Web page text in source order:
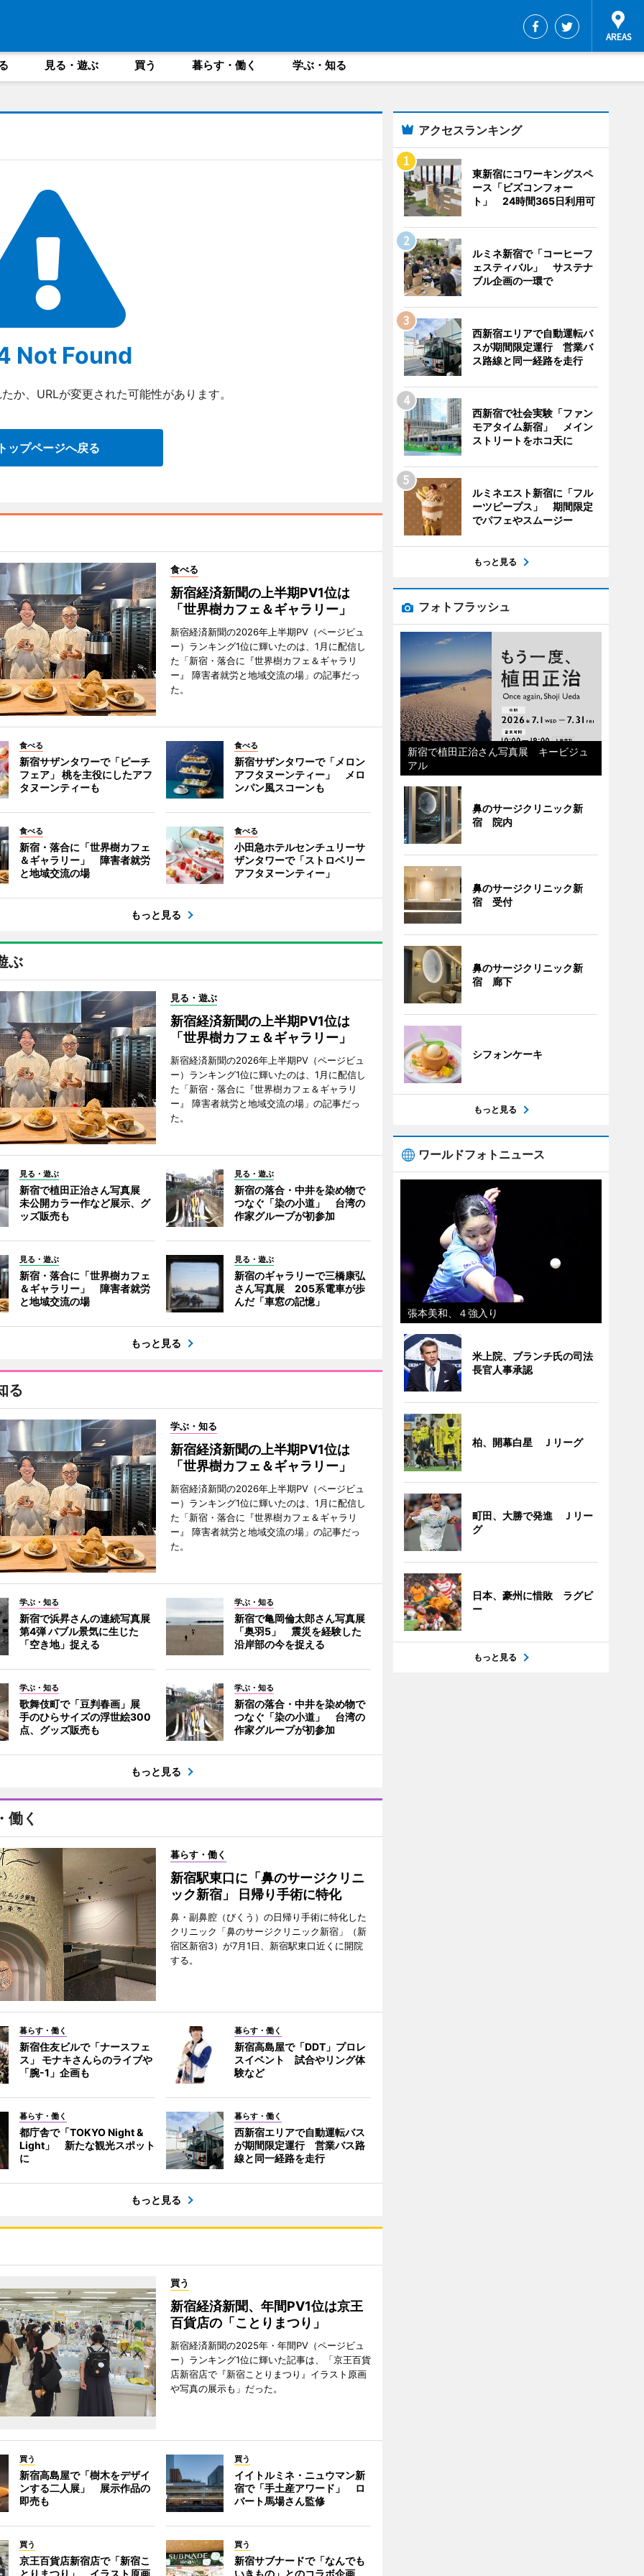
見る・遊ぶ 買う 暮らす・働く 学ぶ・知る
Not Found
か、URLが変更された可能性があります。
ップページへ戻る
食べる
新宿経済新聞の上半期PV1位は
「世界樹カフェ＆ギャラリー」
新宿経済新聞の2026年上半期PV（ページビュ
ー）ランキング1位に輝いたのは、1月に配信し
た「新宿・落合に『世界樹カフェ＆ギャラリ
ー』 障害者就労と地域交流の場」の記事だっ
た。
食べる
新宿サザンタワーで「ピーチ
フェア」 桃を主役にしたアフ
タヌーンティーも
食べる
新宿サザンタワーで「メロン
アフタヌーンティー」 メロ
ンパン風スコーンも
食べる
新宿・落合に「世界樹カフェ
＆ギャラリー」 障害者就労
と地域交流の場
食べる
小田急ホテルセンチュリーサ
ザンタワーで「ストロベリー
アフタヌーンティー」
もっと見る
ぶ
見る・遊ぶ
新宿経済新聞の上半期PV1位は
「世界樹カフェ＆ギャラリー」
新宿経済新聞の2026年上半期PV（ページビュ
ー）ランキング1位に輝いたのは、1月に配信し
た「新宿・落合に『世界樹カフェ＆ギャラリ
ー』 障害者就労と地域交流の場」の記事だっ
た。
見る・遊ぶ
新宿で植田正治さん写真展
未公開カラー作など展示、グ
ッズ販売も
見る・遊ぶ
新宿の落合・中井を染め物で
つなぐ「染の小道」 台湾の
作家グループが初参加
見る・遊ぶ
新宿・落合に「世界樹カフェ
＆ギャラリー」 障害者就労
と地域交流の場
見る・遊ぶ
新宿のギャラリーで三橋康弘
さん写真展 205系電車が歩
んだ「車窓の記憶」
もっと見る
る
学ぶ・知る
新宿経済新聞の上半期PV1位は
「世界樹カフェ＆ギャラリー」
新宿経済新聞の2026年上半期PV（ページビュ
ー）ランキング1位に輝いたのは、1月に配信し
た「新宿・落合に『世界樹カフェ＆ギャラリ
ー』 障害者就労と地域交流の場」の記事だっ
た。
学ぶ・知る
新宿で浜昇さんの連続写真展
第4弾 バブル景気に生じた
「空き地」捉える
学ぶ・知る
新宿で亀岡倫太郎さん写真展
「奥羽5」 震災を経験した
沿岸部の今を捉える
学ぶ・知る
歌舞伎町で「豆判春画」展
手のひらサイズの浮世絵300
点、グッズ販売も
学ぶ・知る
新宿の落合・中井を染め物で
つなぐ「染の小道」 台湾の
作家グループが初参加
もっと見る
働く
暮らす・働く
新宿駅東口に「鼻のサージクリニ
ック新宿」 日帰り手術に特化
鼻・副鼻腔（びくう）の日帰り手術に特化した
クリニック「鼻のサージクリニック新宿」（新
宿区新宿3）が7月1日、新宿駅東口近くに開院
する。
暮らす・働く
新宿住友ビルで「ナースフェ
ス」 モナキさんらのライブや
「腕-1」企画も
暮らす・働く
新宿高島屋で「DDT」プロレ
スイベント 試合やリング体
験など
暮らす・働く
都庁舎で「TOKYO Night &
Light」 新たな観光スポット
に
暮らす・働く
西新宿エリアで自動運転バス
が期間限定運行 営業バス路
線と同一経路を走行
もっと見る
買う
新宿経済新聞、年間PV1位は京王
百貨店の「ことりまつり」
新宿経済新聞の2025年・年間PV（ページビュ
ー）ランキング1位に輝いた記事は、「京王百貨
店新宿店で『新宿ことりまつり』イラスト原画
や写真の展示も」だった。
買う
新宿高島屋で「樹木をデザイ
ンする二人展」 展示作品の
即売も
買う
イイトルミネ・ニュウマン新
宿で「手土産アワード」 ロ
バート馬場さん監修
買う
京王百貨店新宿店で「新宿こ
とりまつり」 イラスト原画
買う
新宿サブナードで「なんでも
いきもの」とのコラボ企画
アクセスランキング
東新宿にコワーキングスペ
ース「ビズコンフォー
ト」 24時間365日利用可
ルミネ新宿で「コーヒーフ
ェスティバル」 サステナ
ブル企画の一環で
西新宿エリアで自動運転バ
スが期間限定運行 営業バ
ス路線と同一経路を走行
西新宿で社会実験「ファン
モアタイム新宿」 メイン
ストリートをホコ天に
ルミネエスト新宿に「フル
ーツピープス」 期間限定
でパフェやスムージー
もっと見る
フォトフラッシュ
新宿で植田正治さん写真展 キービジュ
アル
鼻のサージクリニック新
宿 院内
鼻のサージクリニック新
宿 受付
鼻のサージクリニック新
宿 廊下
シフォンケーキ
もっと見る
ワールドフォトニュース
張本美和、４強入り
米上院、ブランチ氏の司法
長官人事承認
柏、開幕白星 Ｊリーグ
町田、大勝で発進 Ｊリー
グ
日本、豪州に惜敗 ラグビ
ー
もっと見る